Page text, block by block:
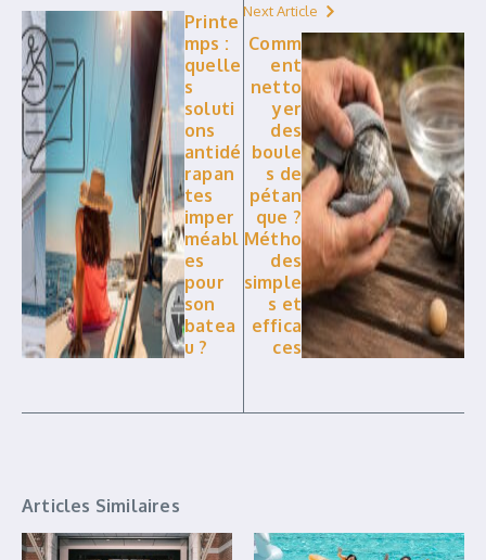
Printe
mps :
quelle
s
soluti
ons
antidé
rapan
tes
imper
méabl
es
pour
son
batea
u ?
Next Article
Comm
ent
netto
yer
des
boule
s de
pétan
que ?
Métho
des
simple
s et
effica
ces
Articles Similaires